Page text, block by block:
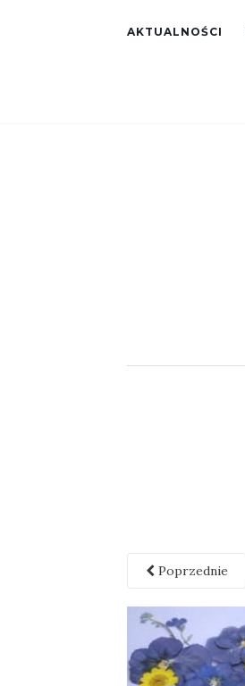
AKTUALNOŚCI
Poprzednie